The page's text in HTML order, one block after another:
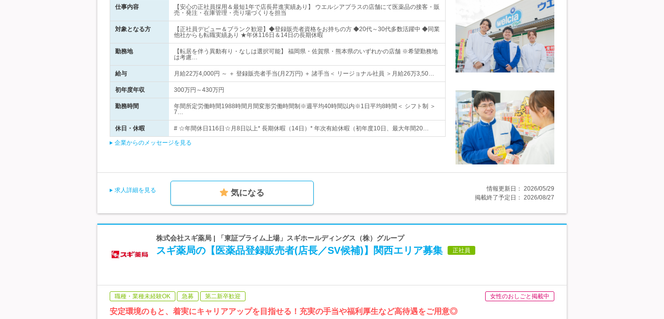
仕事内容
【安心の正社員採用＆最短1年で店長昇進実績あり】 ウエルシアプラスの店舗にて医薬品の接客・販
売・発注・在庫管理・売り場づくりを担当
対象となる方
【正社員デビュー＆ブランク歓迎】◆登録販売者資格をお持ちの方 ◆20代～30代多数活躍中 ◆同業
他社からも転職実績あり ★年休116日＆14日の長期休暇
勤務地
【転居を伴う異動有り・なしは選択可能】 福岡県・佐賀県・熊本県のいずれかの店舗 ※希望勤務地
は考慮…
給与 月給22万4,000円 ～ ＋ 登録販売者手当(月2万円) ＋ 諸手当＜ リージョナル社員 ＞月給26万3,50…
初年度年収 300万円～430万円
勤務時間
年間所定労働時間1988時間月間変形労働時間制※週平均40時間以内※1日平均8時間＜ シフト制 ＞
7…
休日・休暇 # ☆年間休日116日☆月8日以上* 長期休暇（14日）* 年次有給休暇（初年度10日、最大年間20…
企業からのメッセージを見る
求人詳細を見る 気になる 情報更新日： 2026/05/29
掲載終了予定日： 2026/08/27
株式会社スギ薬局 | 「東証プライム上場」スギホールディングス（株）グループ
スギ薬局の【医薬品登録販売者(店長／SV候補)】関西エリア募集 正社員
職種・業種未経験OK 急募 第二新卒歓迎 女性のおしごと掲載中
安定環境のもと、着実にキャリアアップを目指せる！充実の手当や福利厚生など高待遇をご用意◎